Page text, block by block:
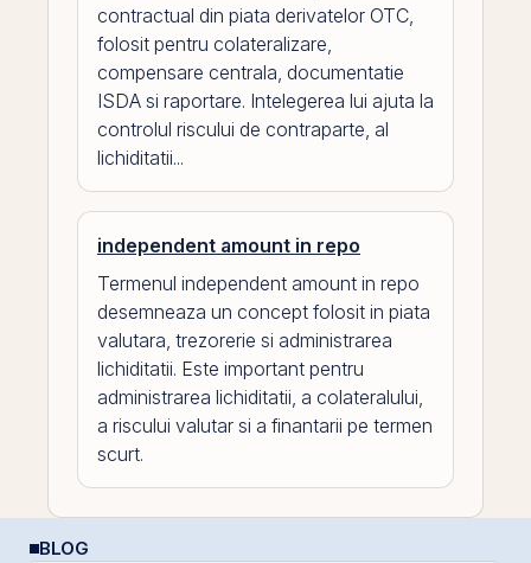
contractual din piata derivatelor OTC,
folosit pentru colateralizare,
compensare centrala, documentatie
ISDA si raportare. Intelegerea lui ajuta la
controlul riscului de contraparte, al
lichiditatii...
independent amount in repo
Termenul independent amount in repo
desemneaza un concept folosit in piata
valutara, trezorerie si administrarea
lichiditatii. Este important pentru
administrarea lichiditatii, a colateralului,
a riscului valutar si a finantarii pe termen
scurt.
BLOG